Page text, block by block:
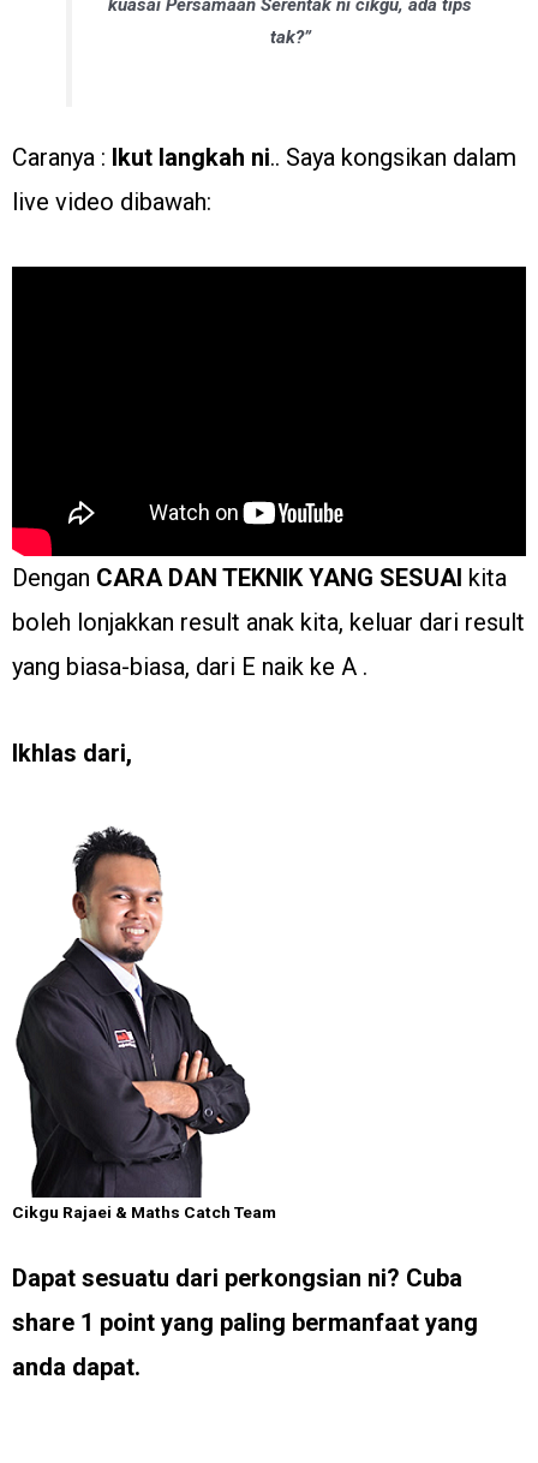
kuasai Persamaan Serentak ni cikgu, ada tips
tak?”
Caranya : Ikut langkah ni.. Saya kongsikan dalam
live video dibawah:
Dengan CARA DAN TEKNIK YANG SESUAI kita
boleh lonjakkan result anak kita, keluar dari result
yang biasa-biasa, dari E naik ke A .
Ikhlas dari,
Cikgu Rajaei & Maths Catch Team
Dapat sesuatu dari perkongsian ni? Cuba
share 1 point yang paling bermanfaat yang
anda dapat.